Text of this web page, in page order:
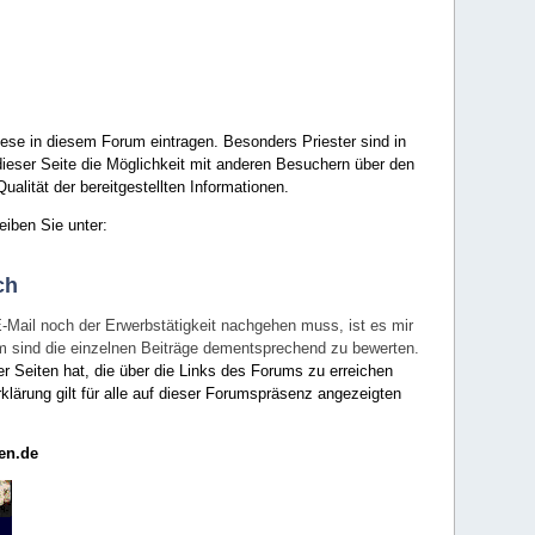
in diesem Forum eintragen. Besonders Priester sind in
Seite die Möglichkeit mit anderen Besuchern über den
der bereitgestellten Informationen.
Sie unter:
noch der Erwerbstätigkeit nachgehen muss, ist es mir
die einzelnen Beiträge dementsprechend zu bewerten.
Seiten hat, die über die Links des Forums zu erreichen
gilt für alle auf dieser Forumspräsenz angezeigten